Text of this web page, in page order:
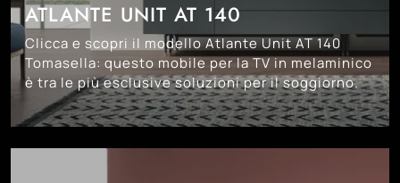
ATLANTE UNIT AT 140
Clicca e scopri il modello Atlante Unit AT 140
Tomasella: questo mobile per la TV in melaminico
è tra le più esclusive soluzioni per il soggiorno.